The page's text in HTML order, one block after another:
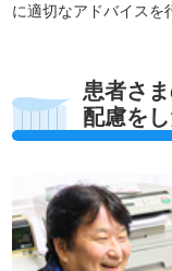
に適切なアドバイスを
患者さ
配慮を